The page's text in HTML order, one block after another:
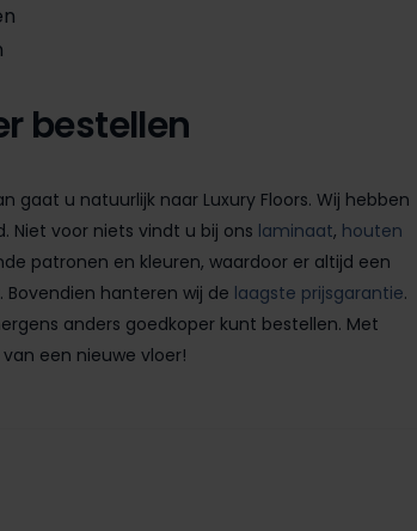
bestellen
gaat u natuurlijk naar Luxury Floors. Wij hebben
Niet voor niets vindt u bij ons laminaat, houten
patronen en kleuren, waardoor er altijd een
hanteren wij de laagste prijsgarantie.
anders goedkoper kunt bestellen. Met
een nieuwe vloer!